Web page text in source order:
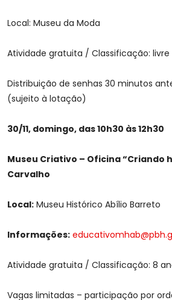
Local: Museu da Moda
Atividade gratuita / Classificação: livre
Distribuição de senhas 30 minutos
(sujeito à lotação)
30/11, domingo, das 10h30 às 12h30
Museu Criativo – Oficina “Criando
Carvalho
Local: Museu Histórico Abílio Barreto
Informações:
Atividade gratuita / Classificação: 8
Vagas limitadas – participação por